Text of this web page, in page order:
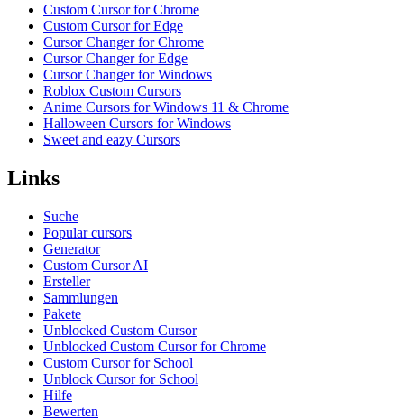
Custom Cursor for Chrome
Custom Cursor for Edge
Cursor Changer for Chrome
Cursor Changer for Edge
Cursor Changer for Windows
Roblox Custom Cursors
Anime Cursors for Windows 11 & Chrome
Halloween Cursors for Windows
Sweet and eazy Cursors
Links
Suche
Popular cursors
Generator
Custom Cursor AI
Ersteller
Sammlungen
Pakete
Unblocked Custom Cursor
Unblocked Custom Cursor for Chrome
Custom Cursor for School
Unblock Cursor for School
Hilfe
Bewerten